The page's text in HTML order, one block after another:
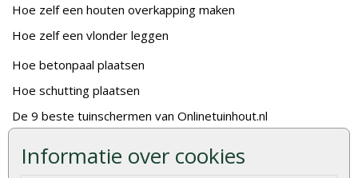
Informatie over cookies
Hoe zelf een houten overkapping maken
Hoe zelf een vlonder leggen
Hoe betonpaal plaatsen
Hoe schutting plaatsen
De 9 beste tuinschermen van Onlinetuinhout.nl
Duurzame tuin